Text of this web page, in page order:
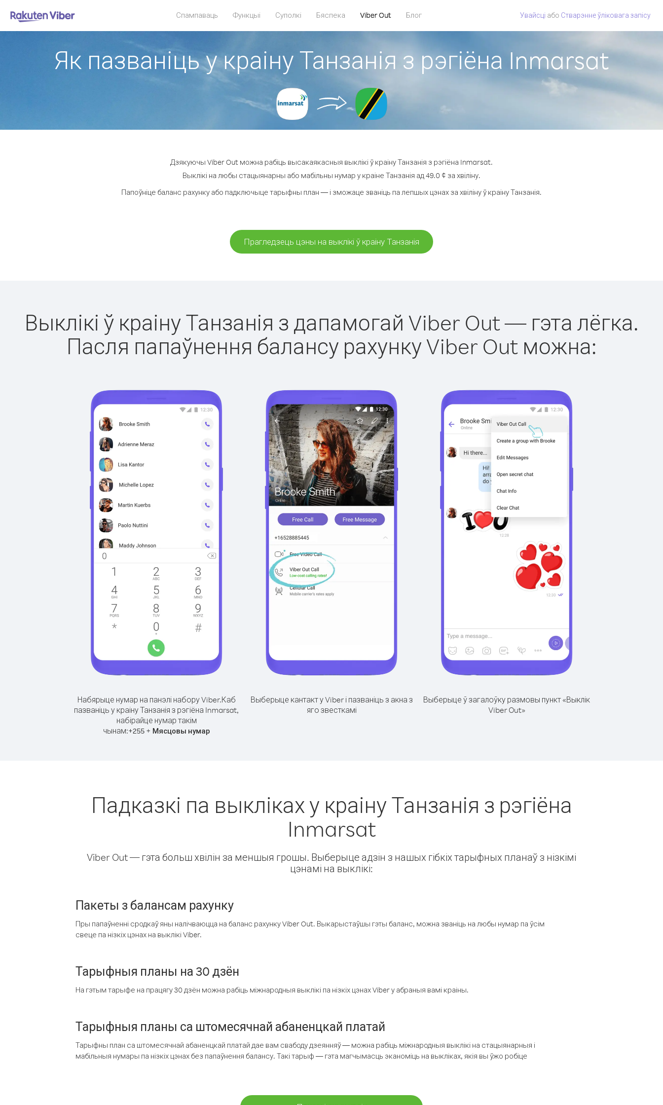
Спампаваць Функцыі Суполкі Бяспека Viber Out Блог Увайсці або Стварэнне ўліковага запісу
Як пазваніць у краіну Танзанія з рэгіёна Inmarsat
Дзякуючы Viber Out можна рабіць высакаякасныя выклікі ў краіну Танзанія з рэгіёна Inmarsat.
Выклікі на любы стацыянарны або мабільны нумар у краіне Танзанія ад 49.0 ¢ за хвіліну.
Папоўніце баланс рахунку або падключыце тарыфны план — і зможаце званіць па лепшых цэнах за хвіліну ў краіну Танзанія.
Прагледзець цэны на выклікі ў краіну Танзанія
Выклікі ў краіну Танзанія з дапамогай Viber Out — гэта лёгка.
Пасля папаўнення балансу рахунку Viber Out можна:
Набярыце нумар на панэлі набору Viber.Каб
пазваніць у краіну Танзанія з рэгіёна Inmarsat,
набірайце нумар такім
чынам:+255+ Мясцовы нумар
Выберыце кантакт у Viber і пазваніць з акна з
яго звесткамі
Выберыце ў загалоўку размовы пункт «Выклік
Viber Out»
Падказкі па выкліках у краіну Танзанія з рэгіёна
Inmarsat
Viber Out — гэта больш хвілін за меншыя грошы. Выберыце адзін з нашых гібкіх тарыфных планаў з нізкімі
цэнамі на выклікі:
Пакеты з балансам рахунку
Пры папаўненні сродкаў яны налічваюцца на баланс рахунку Viber Out. Выкарыстаўшы гэты баланс, можна званіць на любы нумар па ўсім
свеце па нізкіх цэнах на выклікі Viber.
Тарыфныя планы на 30 дзён
На гэтым тарыфе на працягу 30 дзён можна рабіць міжнародныя выклікі па нізкіх цэнах Viber у абраныя вамі краіны.
Тарыфныя планы са штомесячнай абаненцкай платай
Тарыфны план са штомесячнай абаненцкай платай дае вам свабоду дзеянняў — можна рабіць міжнародныя выклікі на стацыянарныя і
мабільныя нумары па нізкіх цэнах без папаўнення балансу. Такі тарыф — гэта магчымасць эканоміць на выкліках, якія вы ўжо робіце